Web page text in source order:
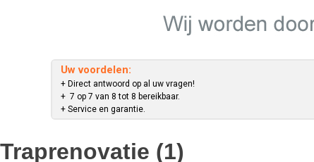
Uw voordelen:
+ Direct antwoord op al uw vragen!
+ 7 op 7 van 8 tot 8 bereikbaar.
+ Service en garantie.
Traprenovatie (1)